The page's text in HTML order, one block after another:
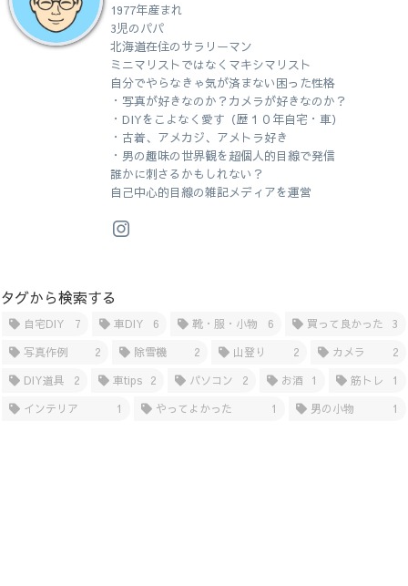
1977年産まれ
3児のパパ
北海道在住のサラリーマン
ミニマリストではなくマキシマリスト
自分でやらなきゃ気が済まない困った性格
・写真が好きなのか？カメラが好きなのか？
・DIYをこよなく愛す（歴１０年自宅・車）
・古着、アメカジ、アメトラ好き
・男の趣味の世界観を超個人的目線で発信
誰かに刺さるかもしれない？
自己中心的目線の雑記メディアを運営
タグから検索する
自宅DIY 7 車DIY 6 靴・服・小物 6 買って良かった
3
写真作例
2 除雪機 2 山登り 2 カメラ
2
DIY道具
2 車tips 2 パソコン 2 お酒 1 筋トレ
1
インテリア
1 やってよかった 1 男の小物 1